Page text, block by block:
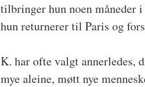
tilbringer hun noen måneder
hun returnerer til Paris og
K. har ofte valgt annerledes,
mye aleine, møtt nye